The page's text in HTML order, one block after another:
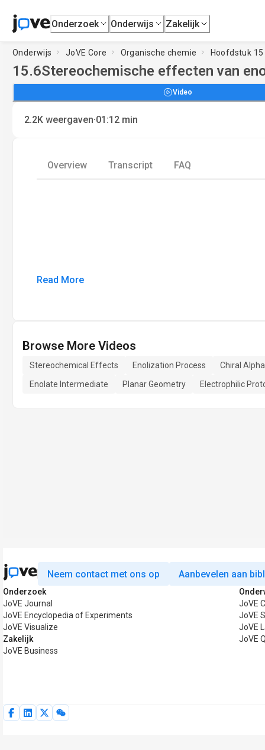
Onderzoek Onderwijs Zakelijk
Onderwijs JoVE Core Organische chemie Hoofdstuk
15.6Stereochemische effecten van
Video
2.2K weergaven·01:12 min
Overview Transcript FAQ
Read More
Browse More Videos
Stereochemical Effects Enolization Process
Chiral
Enolate Intermediate
Planar Geometry Electrophilic
Neem contact met ons op Aanbevelen aan
Onderzoek
JoVE Journal
JoVE Encyclopedia of Experiments
JoVE Visualize
Zakelijk
JoVE Business
JoVE
JoVE
JoVE
JoVE